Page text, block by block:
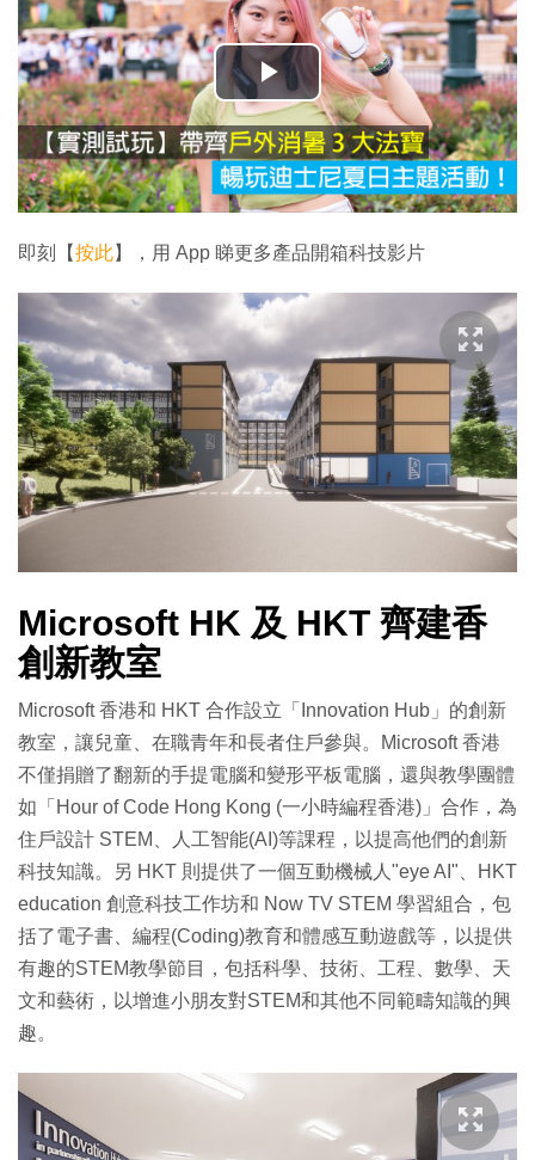
播
放
影
片
即刻【按此】，用 App 睇更多產品開箱科技影片
Microsoft HK 及 HKT 齊建香
創新教室
Microsoft 香港和 HKT 合作設立「Innovation Hub」的創新
教室，讓兒童、在職青年和長者住戶參與。Microsoft 香港
不僅捐贈了翻新的手提電腦和變形平板電腦，還與教學團體
如「Hour of Code Hong Kong (一小時編程香港)」合作，為
住戶設計 STEM、人工智能(AI)等課程，以提高他們的創新
科技知識。另 HKT 則提供了一個互動機械人"eye AI"、HKT
education 創意科技工作坊和 Now TV STEM 學習組合，包
括了電子書、編程(Coding)教育和體感互動遊戲等，以提供
有趣的STEM教學節目，包括科學、技術、工程、數學、天
文和藝術，以增進小朋友對STEM和其他不同範疇知識的興
趣。